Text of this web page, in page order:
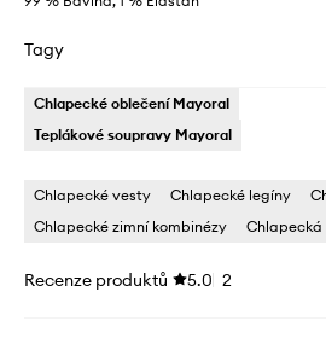
Tagy
Chlapecké oblečení Mayoral
Teplákové soupravy Mayoral
Chlapecké vesty Chlapecké legíny
Chlapecké zimní kombinézy
Recenze produktů 5.0 2